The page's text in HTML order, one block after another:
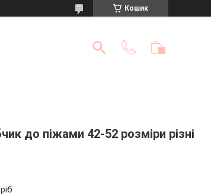
Кошик
до піжами 42-52 розміри різні